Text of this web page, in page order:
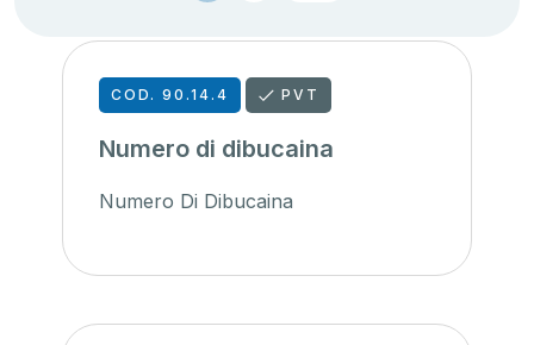
COD. 90.14.4 PVT
Numero di dibucaina
Numero Di Dibucaina